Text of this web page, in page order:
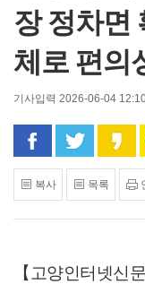
장 정차면
체로 편의
기사입력 2026-06-04
페이스북으로
트위터
복사 목록
【고양인터넷신문